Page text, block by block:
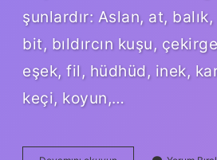
şunlardır: Aslan, at, balık,
bit, bıldırcın kuşu,
eşek, fil, hüdhüd, inek,
keçi, koyun,…